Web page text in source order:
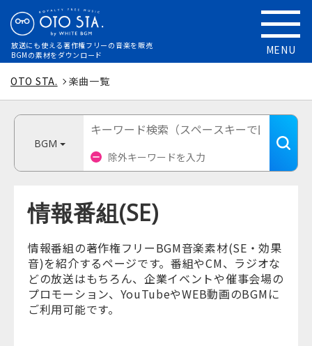
放送にも使える著作権フリーの音楽を販売
BGMの素材をダウンロード
MENU
OTO STA. 楽曲一覧
BGM
情報番組(SE)
情報番組の著作権フリーBGM音楽素材(SE・効果
音)を紹介するページです。番組やCM、ラジオな
どの放送はもちろん、企業イベントや催事会場の
プロモーション、YouTubeやWEB動画のBGMに
ご利用可能です。